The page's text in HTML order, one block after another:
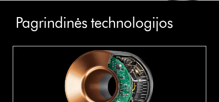
Pagrindinės technologijos